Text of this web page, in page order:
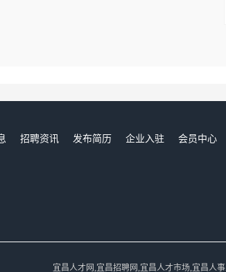
招聘资讯 发布简历 企业入驻 会员中心
宜昌人才网,宜昌招聘网,宜昌人才市场,宜昌人